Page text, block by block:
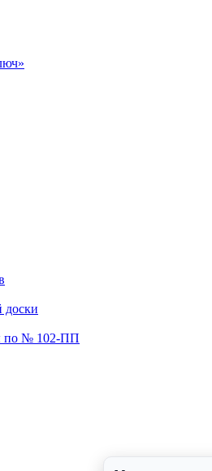
доски
по № 102-ПП